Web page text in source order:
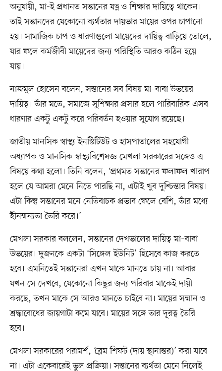
অনুযায়ী, মা-ই প্রধানত সন্তানের যত্ন ও শিক্ষার দায়িত্বে থাকেন।
তাই সন্তানদের যেকোনো ব্যর্থতার দায়ভার মায়ের ওপর চাপানো
হয়। সামাজিক চাপ ও ধারণাগুলো মায়েদের দায়িত্ব বাড়িয়ে তোলে,
যার ফলে কর্মজীবী মায়েদের জন্য পরিস্থিতি আরও কঠিন হয়ে
যায়।
নাজমুল হোসেন বলেন, সন্তানের সব বিষয় মা–বাবা উভয়ের
দায়িত্ব। তাঁর মতে, সমাজে সুশিক্ষার প্রসার হলে পারিবারিক এসব
ধারণার একটু একটু করে পরিবর্তন হওয়ার সুযোগ রয়েছে।
জাতীয় মানসিক স্বাস্থ্য ইনস্টিটিউট ও হাসপাতালের সহযোগী
অধ্যাপক ও মানসিক স্বাস্থ্যবিশেষজ্ঞ মেখলা সরকারের সঙ্গেও এ
বিষয়ে কথা হলো। তিনি বলেন, ‘প্রথমত সন্তানের ফলাফল খারাপ
হলে যে আমরা মেনে নিতে পারছি না, এটাই খুব দুশ্চিন্তার বিষয়।
এটা কিন্তু সন্তানের মনে নেতিবাচক প্রভাব ফেলে বেশি, তাঁর মধ্যে
হীনম্মন্যতা তৈরি করে।’
মেখলা সরকার বললেন, সন্তানের দেখভালের দায়িত্ব মা–বাবা
উভয়ের। দুজনকে একটা ‘সিঙ্গেল ইউনিট’ হিসেবে কাজ করতে
হবে। এমনিতেই সন্তানেরা এখন মাকে মানতে চায় না। আবার
যখন সে দেখবে, যেকোনো কিছুর জন্য পরিবার মাকেই দায়ী
করছে, তখন মাকে সে আরও মানতে চাইবে না। মায়ের সম্মান ও
শ্রদ্ধাবোধের জায়গাটা কমে যাবে। মায়ের সঙ্গে তার দূরত্ব তৈরি
হবে।
মেখলা সরকারের পরামর্শ, ‘ব্লেম শিফট (দায় স্থানান্তর)’ করা যাবে
না। এটা একেবারেই ভুল প্রক্রিয়া। সন্তানের ব্যর্থতা মেনে নিলেই